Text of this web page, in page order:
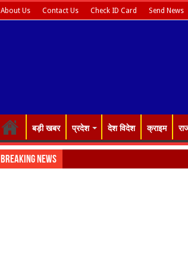
About Us Contact Us Check ID Card Send News
बड़ी खबर प्रदेश देश विदेश क्राइम
Breaking News